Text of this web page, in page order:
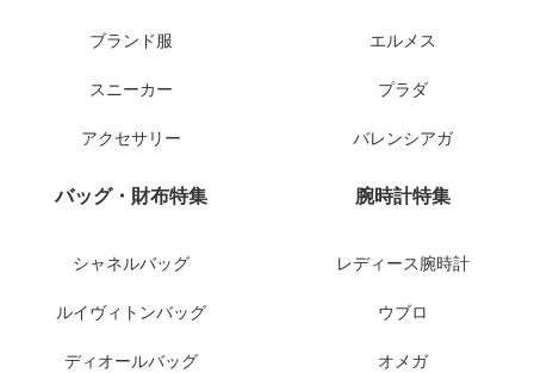
ブランド服
スニーカー
アクセサリー
エルメス
プラダ
バレンシアガ
バッグ・財布特集
シャネルバッグ
ルイヴィトンバッグ
ディオールバッグ
腕時計特集
レディース腕時計
ウブロ
オメガ